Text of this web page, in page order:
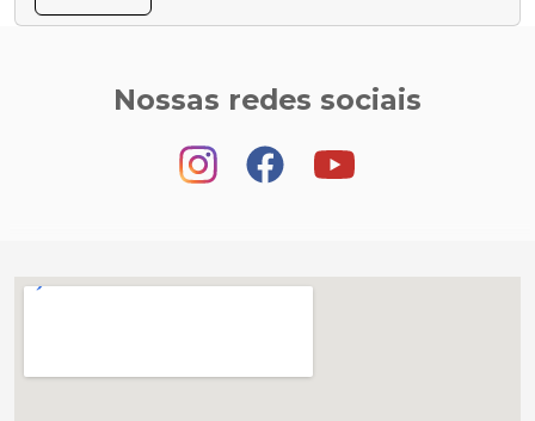
Nossas redes sociais